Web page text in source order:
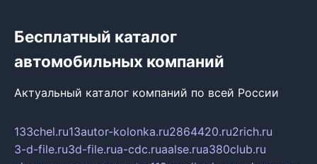
Бесплатный каталог
автомобильных компаний
Актуальный каталог компаний по всей России
133chel.ru13autor-kolonka.ru2864420.ru2rich.ru
3-d-file.ru3d-file.rua-cdc.ruaalse.rua380club.ru